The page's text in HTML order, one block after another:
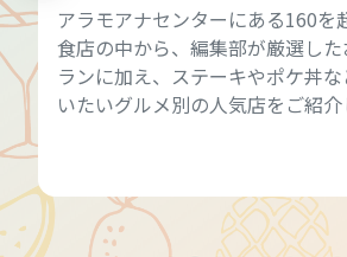
アラモアナセンターにある160を
食店の中から、編集部が厳選し
ランに加え、ステーキやポケ丼
いたいグルメ別の人気店をご紹介